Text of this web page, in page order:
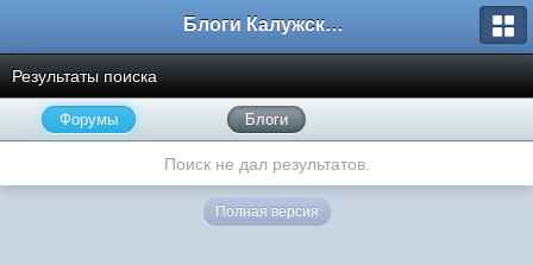
Блоги Калужского перекрестка
Результаты поиска
Форумы Блоги
Поиск не дал результатов.
Полная версия